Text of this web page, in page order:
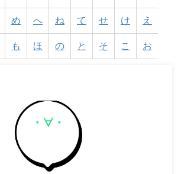
め へ ね て せ け え
も ほ の と そ こ お